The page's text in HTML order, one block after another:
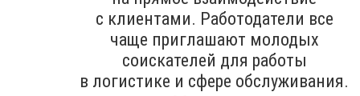
с клиентами. Работодатели все
чаще приглашают молодых
соискателей для работы
в логистике и сфере обслуживания.